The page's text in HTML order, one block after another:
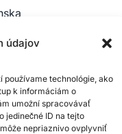
údajov
používame technológie, ako
k informáciám o
umožní spracovávať
jedinečné ID na tejto
nepriaznivo ovplyvniť
cesty)]
Michal –
lom)